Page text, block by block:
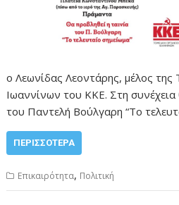
ο Λεωνίδας Λεοντάρης, μέλος της
Ιωαννίνων του ΚΚΕ. Στη συνέχεια
του Παντελή Βούλγαρη “Το
ΠΕΡΙΣΣΌΤΕΡΑ
Επικαιρότητα, Πολιτική